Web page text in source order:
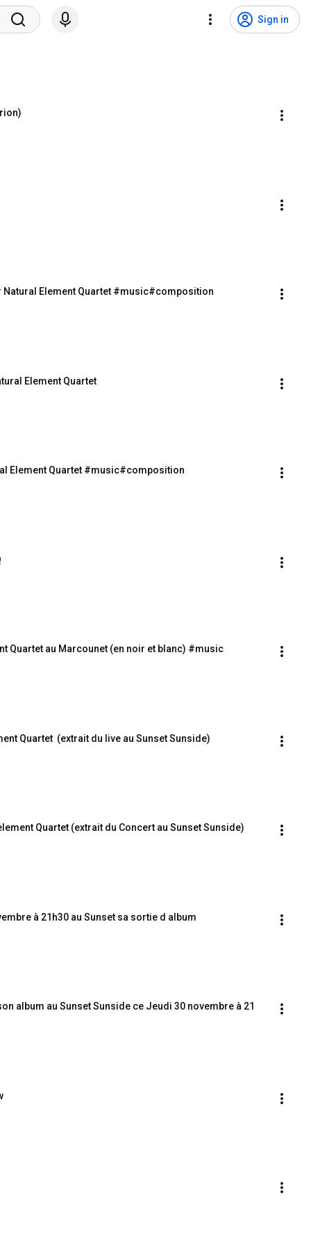
Sign in
Natural Element Quartet #music#composition
Element Quartet
Element Quartet #music#composition
Quartet au Marcounet (en noir et blanc) #music
Quartet  (extrait du live au Sunset Sunside)
Quartet (extrait du Concert au Sunset Sunside)
à 21h30 au Sunset sa sortie d album
album au Sunset Sunside ce Jeudi 30 novembre à 21